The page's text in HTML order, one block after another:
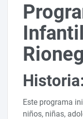
Este programa
niños, niñas,